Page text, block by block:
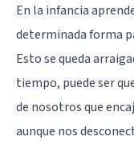
En la infancia
determinada forma
Esto se queda
tiempo, puede ser
de nosotros que
aunque nos